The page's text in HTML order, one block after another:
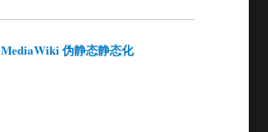
MediaWiki 伪静态静态化